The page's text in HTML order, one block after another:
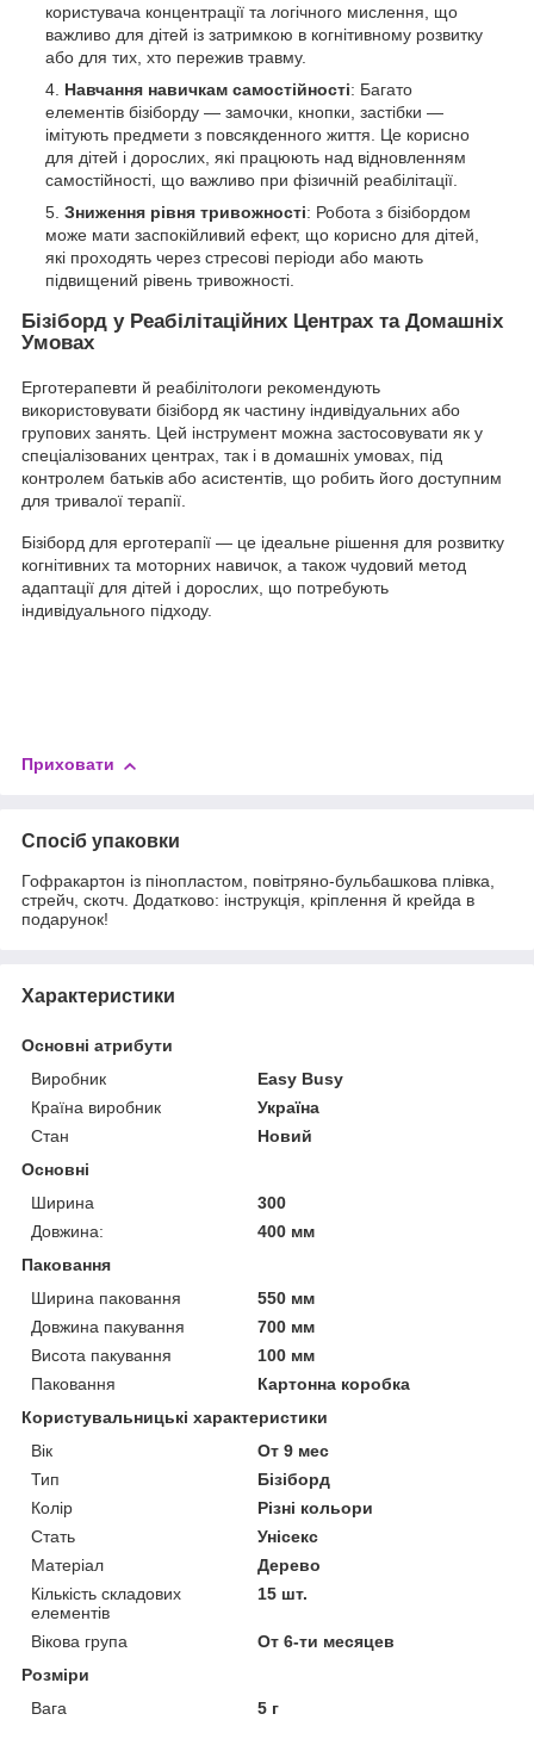
користувача концентрації та логічного мислення, що
важливо для дітей із затримкою в когнітивному розвитку
або для тих, хто пережив травму.
Навчання навичкам самостійності: Багато
елементів бізіборду — замочки, кнопки, застібки —
імітують предмети з повсякденного життя. Це корисно
для дітей і дорослих, які працюють над відновленням
самостійності, що важливо при фізичній реабілітації.
Зниження рівня тривожності: Робота з бізібордом
може мати заспокійливий ефект, що корисно для дітей,
які проходять через стресові періоди або мають
підвищений рівень тривожності.
Бізіборд у Реабілітаційних Центрах та Домашніх
Умовах
Ерготерапевти й реабілітологи рекомендують
використовувати бізіборд як частину індивідуальних або
групових занять. Цей інструмент можна застосовувати як у
спеціалізованих центрах, так і в домашніх умовах, під
контролем батьків або асистентів, що робить його доступним
для тривалої терапії.
Бізіборд для ерготерапії — це ідеальне рішення для розвитку
когнітивних та моторних навичок, а також чудовий метод
адаптації для дітей і дорослих, що потребують
індивідуального підходу.
Приховати
Спосіб упаковки
Гофракартон із пінопластом, повітряно-бульбашкова плівка,
стрейч, скотч. Додатково: інструкція, кріплення й крейда в
подарунок!
Характеристики
Основні атрибути
Виробник
Easy Busy
Країна виробник
Україна
Стан
Новий
Основні
Ширина
300
Довжина:
400 мм
Паковання
Ширина паковання
550 мм
Довжина пакування
700 мм
Висота пакування
100 мм
Паковання
Картонна коробка
Користувальницькі характеристики
Вік
От 9 мес
Тип
Бізіборд
Колір
Різні кольори
Стать
Унісекс
Матеріал
Дерево
Кількість складових
елементів
15 шт.
Вікова група
От 6-ти месяцев
Розміри
Вага
5 г